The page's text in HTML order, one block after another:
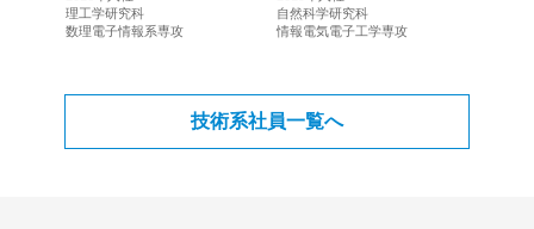
理工学研究科
数理電子情報系専攻
自然科学研究科
情報電気電子工学専攻
技術系社員一覧へ